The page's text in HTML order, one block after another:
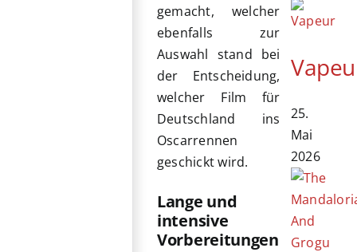
gemacht, welcher
ebenfalls zur
Auswahl stand bei
der Entscheidung,
welcher Film für
Deutschland ins
Oscarrennen
geschickt wird.
Lange und
intensive
Vorbereitungen
25.
Mai
2026